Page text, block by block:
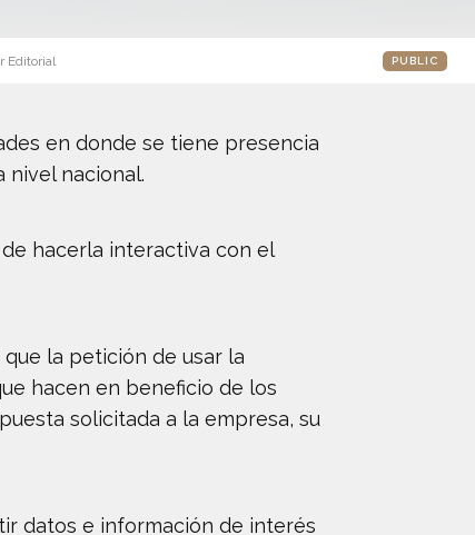
Editorial PUBLIC
en donde se tiene presencia
nivel nacional.
hacerla interactiva con el
la petición de usar la
hacen en beneficio de los
solicitada a la empresa, su
datos e información de interés